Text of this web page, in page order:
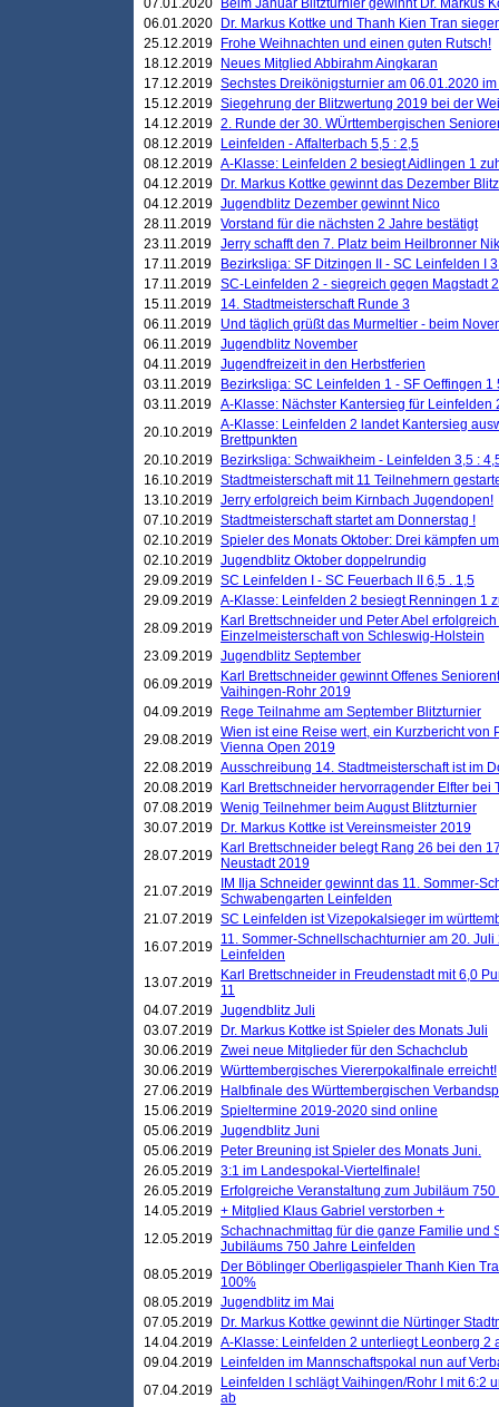
07.01.2020
Beim Januar Blitzturnier gewinnt Dr. Markus
06.01.2020
Dr. Markus Kottke und Thanh Kien Tran
25.12.2019
Frohe Weihnachten und einen guten Rutsch!
18.12.2019
Neues Mitglied Abbirahm Aingkaran
17.12.2019 Sechstes Dreikönigsturnier am 06.01.2020
15.12.2019 Siegehrung der Blitzwertung 2019 bei der
14.12.2019 2. Runde der 30. WÜrttembergischen
08.12.2019
Leinfelden - Affalterbach 5,5 : 2,5
08.12.2019 A-Klasse: Leinfelden 2 besiegt Aidlingen 1
04.12.2019
Dr. Markus Kottke gewinnt das Dezember
04.12.2019 Jugendblitz Dezember gewinnt Nico
28.11.2019 Vorstand für die nächsten 2 Jahre bestätigt
23.11.2019 Jerry schafft den 7. Platz beim Heilbronner
17.11.2019
Bezirksliga: SF Ditzingen II - SC Leinfelden I
17.11.2019 SC-Leinfelden 2 - siegreich gegen Magstadt 2
15.11.2019
14. Stadtmeisterschaft Runde 3
06.11.2019
Und täglich grüßt das Murmeltier - beim
06.11.2019 Jugendblitz November
04.11.2019 Jugendfreizeit in den Herbstferien
03.11.2019
Bezirksliga: SC Leinfelden 1 - SF Oeffingen 1
03.11.2019 A-Klasse: Nächster Kantersieg für Leinfelden
20.10.2019 A-Klasse: Leinfelden 2 landet Kantersieg
Brettpunkten
20.10.2019
Bezirksliga: Schwaikheim - Leinfelden 3,5 :
16.10.2019 Stadtmeisterschaft mit 11 Teilnehmern
13.10.2019 Jerry erfolgreich beim Kirnbach Jugendopen!
07.10.2019 Stadtmeisterschaft startet am Donnerstag !
02.10.2019 Spieler des Monats Oktober: Drei kämpfen
02.10.2019 Jugendblitz Oktober doppelrundig
29.09.2019 SC Leinfelden I - SC Feuerbach II 6,5 . 1,5
29.09.2019 A-Klasse: Leinfelden 2 besiegt Renningen 1
28.09.2019
Karl Brettschneider und Peter Abel
Einzelmeisterschaft von Schleswig-Holstein
23.09.2019 Jugendblitz September
06.09.2019
Karl Brettschneider gewinnt Offenes
Vaihingen-Rohr 2019
04.09.2019
Rege Teilnahme am September Blitzturnier
29.08.2019 Wien ist eine Reise wert, ein Kurzbericht von
Vienna Open 2019
22.08.2019 Ausschreibung 14. Stadtmeisterschaft ist im
20.08.2019
Karl Brettschneider hervorragender Elfter bei
07.08.2019 Wenig Teilnehmer beim August Blitzturnier
30.07.2019
Dr. Markus Kottke ist Vereinsmeister 2019
28.07.2019
Karl Brettschneider belegt Rang 26 bei den
Neustadt 2019
21.07.2019
IM Ilja Schneider gewinnt das 11. Sommer-
Schwabengarten Leinfelden
21.07.2019 SC Leinfelden ist Vizepokalsieger im
16.07.2019 11. Sommer-Schnellschachturnier am 20.
Leinfelden
13.07.2019
Karl Brettschneider in Freudenstadt mit 6,0
11
04.07.2019 Jugendblitz Juli
03.07.2019
Dr. Markus Kottke ist Spieler des Monats Juli
30.06.2019 Zwei neue Mitglieder für den Schachclub
30.06.2019 Württembergisches Viererpokalfinale erreicht!
27.06.2019
Halbfinale des Württembergischen
15.06.2019 Spieltermine 2019-2020 sind online
05.06.2019 Jugendblitz Juni
05.06.2019
Peter Breuning ist Spieler des Monats Juni.
26.05.2019 3:1 im Landespokal-Viertelfinale!
26.05.2019
Erfolgreiche Veranstaltung zum Jubiläum
14.05.2019 + Mitglied Klaus Gabriel verstorben +
12.05.2019 Schachnachmittag für die ganze Familie und
Jubiläums 750 Jahre Leinfelden
08.05.2019
Der Böblinger Oberligaspieler Thanh Kien
100%
08.05.2019 Jugendblitz im Mai
07.05.2019
Dr. Markus Kottke gewinnt die Nürtinger
14.04.2019 A-Klasse: Leinfelden 2 unterliegt Leonberg 2
09.04.2019
Leinfelden im Mannschaftspokal nun auf
07.04.2019
Leinfelden I schlägt Vaihingen/Rohr I mit 6:2
ab